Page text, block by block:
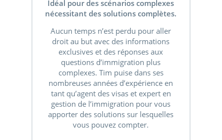
Idéal pour des scénarios complexes
nécessitant des solutions complètes.
Aucun temps n’est perdu pour aller
droit au but avec des informations
exclusives et des réponses aux
questions d’immigration plus
complexes. Tim puise dans ses
nombreuses années d’expérience en
tant qu’agent des visas et expert en
gestion de l’immigration pour vous
apporter des solutions sur lesquelles
vous pouvez compter.